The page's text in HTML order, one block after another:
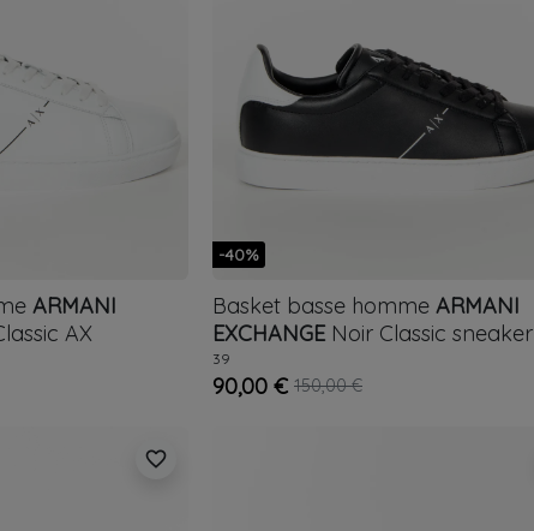
ARMANI
AX
-40%
Basket basse homme ARMANI
EXCHANGE Noir Classic sneaker
39
90,00 € 150,00 €
favorite_border